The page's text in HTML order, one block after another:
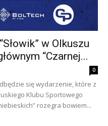
w Olkuszu
“Czarnej...
0
się wydarzenie, które z
Klubu Sportowego
rozegra bowiem...